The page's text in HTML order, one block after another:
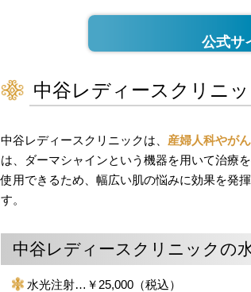
公式サ
中谷レディースクリニッ
中谷レディースクリニックは、 産婦人科やが
は、ダーマシャインという機器を用いて治療
使用できるため、幅広い肌の悩みに効果を発
す。
中谷レディースクリニックの
水光注射…￥25,000（税込）